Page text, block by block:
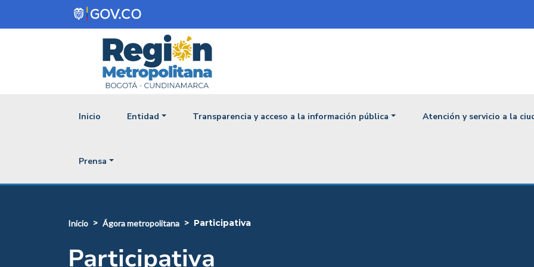
Pasar al contenido principal
Navegación principal
Inicio Entidad Transparencia y acceso a la información pública Atención y servicio a la
Prensa
inicio ágora metropolitana participativa
Participativa